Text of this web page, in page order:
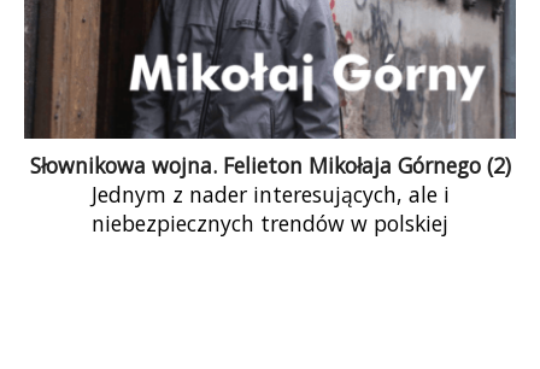
Słownikowa wojna. Felieton Mikołaja Górnego (2)
Jednym z nader interesujących, ale i
niebezpiecznych trendów w polskiej